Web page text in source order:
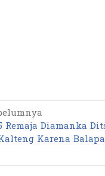
Remaja Diamanka
Karena